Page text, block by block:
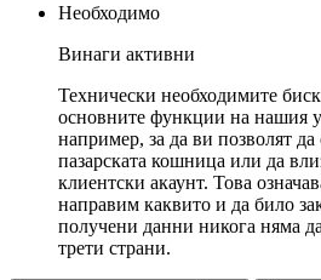
Необходимо
Винаги активни
Технически необходимите
основните функции на нашия
например, за да ви позволят
пазарската кошница или да
клиентски акаунт. Това
направим каквито и да било
получени данни никога няма
трети страни.